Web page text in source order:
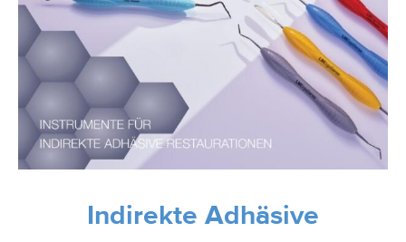
Indirekte Adhäsive